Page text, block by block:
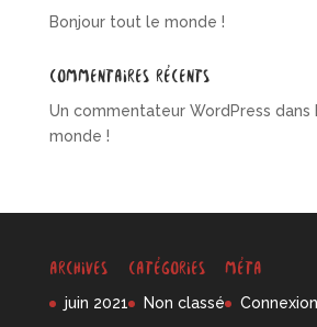
Bonjour tout le monde !
Commentaires récents
Un commentateur WordPress dans
monde !
Archives
juin 2021
Catégories
Non classé
Méta
Connexion